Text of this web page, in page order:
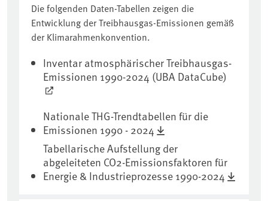
Die folgenden Daten-Tabellen zeigen die
Entwicklung der Treibhausgas-Emissionen gemäß
der Klimarahmenkonvention.
Inventar atmosphärischer Treibhausgas-
Emissionen 1990-2024 (UBA DataCube)
Nationale THG-Trendtabellen für die
Emissionen 1990 - 2024
Tabellarische Aufstellung der
abgeleiteten CO2-Emissionsfaktoren für
Energie & Industrieprozesse 1990-2024